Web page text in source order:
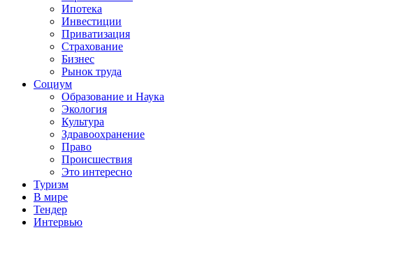
Ипотека
Инвестиции
Приватизация
Страхование
Бизнес
Рынок труда
Социум
Образование и Наука
Экология
Культура
Здравоохранение
Право
Происшествия
Это интересно
Туризм
В мире
Тендер
Интервью